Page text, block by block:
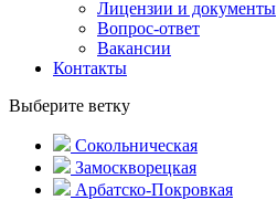
Лицензии и документы
Вопрос-ответ
Вакансии
Контакты
Выберите ветку
Сокольническая
Замоскворецкая
Арбатско-Покровкая